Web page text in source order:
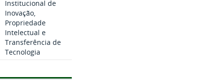
Institucional de
Inovação,
Propriedade
Intelectual e
Transferência de
Tecnologia